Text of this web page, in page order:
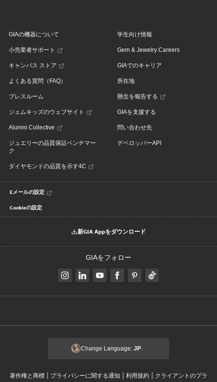
GIAの機器について
小売業者サポート
キャンパス ストア
よくある質問（FAQ）
プレスルーム
ジェムキッズのウェブサイト
Alumni Collective
ジュエリーの品質保証ベンチマー
ク
ダイヤモンドの品質を示す4C
学生向け情報
Gem & Jewelry Careers
GIAでのキャリア
所在地
懸念を報告する
GIAを支援する
問い合わせ先
デベロッパーAPI
Eメールの設定
Cookieの設定
新GIA Appをダウンロード
GIAをフォロー
Change Language: JP
著作権と商標 | プライバシーに関する通知 | 利用規約 | クライアントのプラ